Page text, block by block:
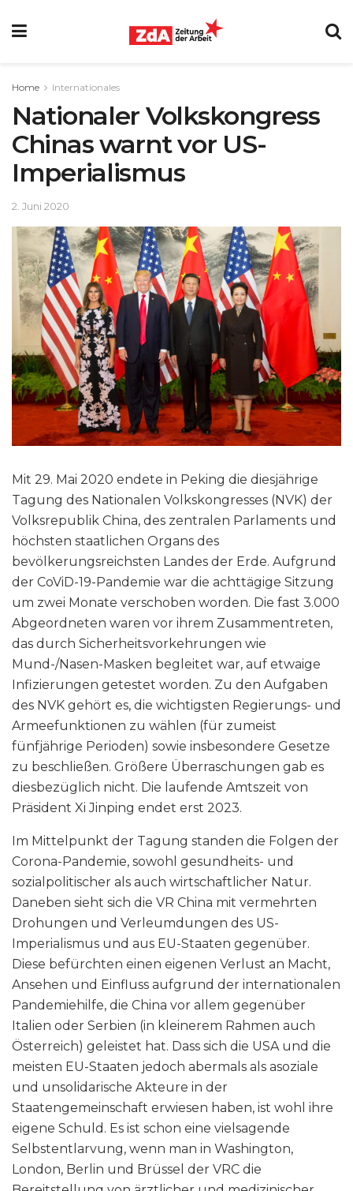
Home Internationales
Nationaler Volkskongress
Chinas warnt vor US-
Imperialismus
2. Juni 2020
Mit 29. Mai 2020 endete in Peking die diesjährige
Tagung des Nationalen Volkskongresses (NVK) der
Volksrepublik China, des zentralen Parlaments und
höchsten staatlichen Organs des
bevölkerungsreichsten Landes der Erde. Aufgrund
der CoViD-19-Pandemie war die achttägige Sitzung
um zwei Monate verschoben worden. Die fast 3.000
Abgeordneten waren vor ihrem Zusammentreten,
das durch Sicherheitsvorkehrungen wie
Mund-/Nasen-Masken begleitet war, auf etwaige
Infizierungen getestet worden. Zu den Aufgaben
des NVK gehört es, die wichtigsten Regierungs- und
Armeefunktionen zu wählen (für zumeist
fünfjährige Perioden) sowie insbesondere Gesetze
zu beschließen. Größere Überraschungen gab es
diesbezüglich nicht. Die laufende Amtszeit von
Präsident Xi Jinping endet erst 2023.
Im Mittelpunkt der Tagung standen die Folgen der
Corona-Pandemie, sowohl gesundheits- und
sozialpolitischer als auch wirtschaftlicher Natur.
Daneben sieht sich die VR China mit vermehrten
Drohungen und Verleumdungen des US-
Imperialismus und aus EU-Staaten gegenüber.
Diese befürchten einen eigenen Verlust an Macht,
Ansehen und Einfluss aufgrund der internationalen
Pandemiehilfe, die China vor allem gegenüber
Italien oder Serbien (in kleinerem Rahmen auch
Österreich) geleistet hat. Dass sich die USA und die
meisten EU-Staaten jedoch abermals als asoziale
und unsolidarische Akteure in der
Staatengemeinschaft erwiesen haben, ist wohl ihre
eigene Schuld. Es ist schon eine vielsagende
Selbstentlarvung, wenn man in Washington,
London, Berlin und Brüssel der VRC die